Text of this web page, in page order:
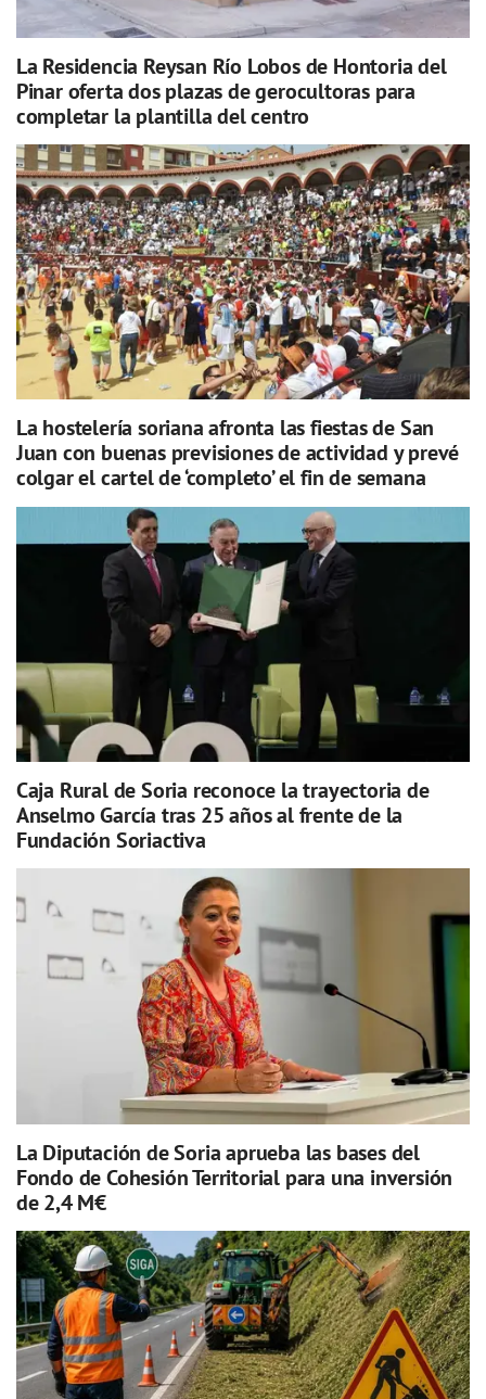
La Residencia Reysan Río Lobos de Hontoria del
Pinar oferta dos plazas de gerocultoras para
completar la plantilla del centro
La hostelería soriana afronta las fiestas de San
Juan con buenas previsiones de actividad y prevé
colgar el cartel de ‘completo’ el fin de semana
Caja Rural de Soria reconoce la trayectoria de
Anselmo García tras 25 años al frente de la
Fundación Soriactiva
La Diputación de Soria aprueba las bases del
Fondo de Cohesión Territorial para una inversión
de 2,4 M€